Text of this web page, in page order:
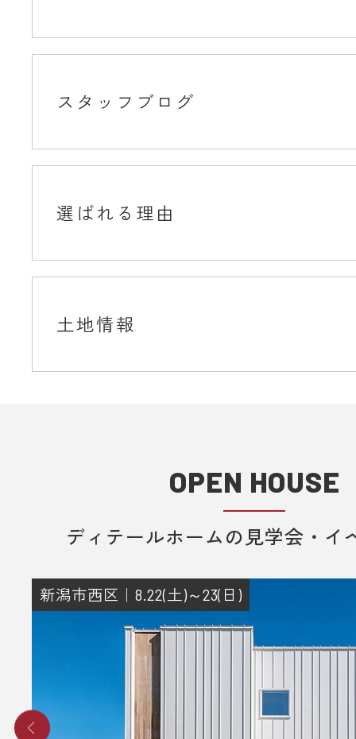
スタッフブログ
選ばれる理由
土地情報
OPEN HOUSE
ディテールホームの見学会・イ
新潟市西区｜8.22(土)～23(日)